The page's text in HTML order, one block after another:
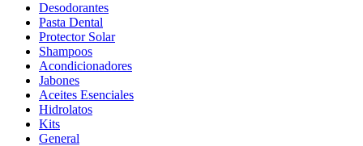
Desodorantes
Pasta Dental
Protector Solar
Shampoos
Acondicionadores
Jabones
Aceites Esenciales
Hidrolatos
Kits
General